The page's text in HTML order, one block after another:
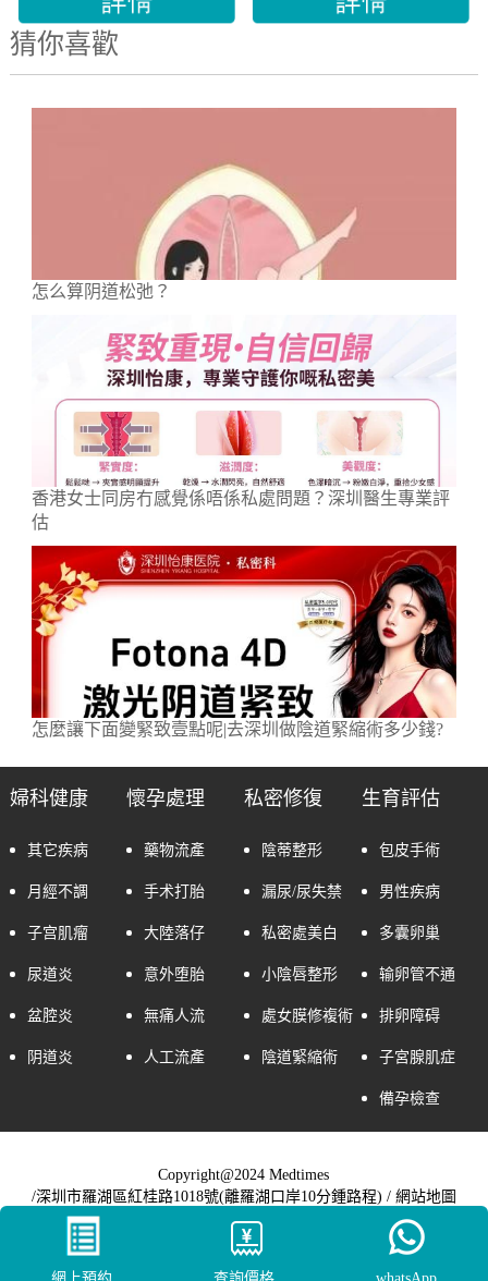
猜你喜歡
怎么算阴道松弛？
香港女士同房冇感覺係唔係私處問題？深圳醫生專業評
估
怎麼讓下面變緊致壹點呢|去深圳做陰道緊縮術多少錢?
婦科健康
其它疾病
月經不調
子宫肌瘤
尿道炎
盆腔炎
阴道炎
懷孕處理
藥物流產
手术打胎
大陸落仔
意外堕胎
無痛人流
人工流產
私密修復
陰蒂整形
漏尿/尿失禁
私密處美白
小陰唇整形
處女膜修複術
陰道緊縮術
生育評估
包皮手術
男性疾病
多囊卵巢
输卵管不通
排卵障碍
子宮腺肌症
備孕檢查
Copyright@2024 Medtimes
/深圳市羅湖區紅桂路1018號(離羅湖口岸10分鍾路程) / 網站地圖